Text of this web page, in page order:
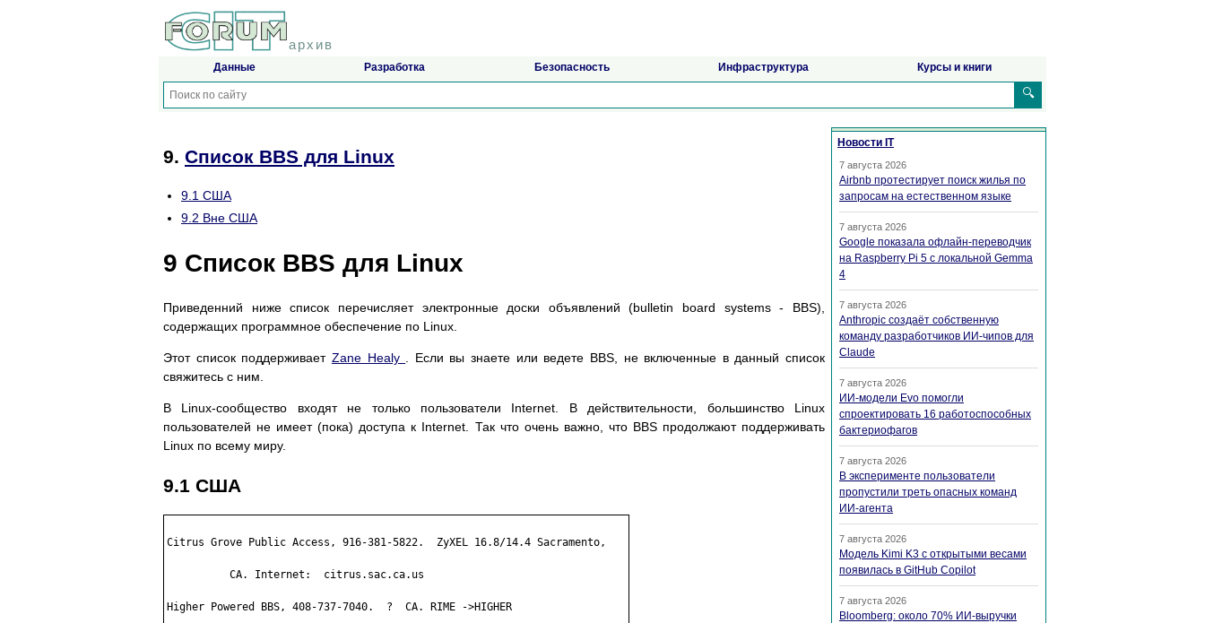
архив
Данные Разработка Безопасность Инфраструктура Курсы и книги
🔍
9. Список BBS для Linux
9.1 США
9.2 Вне США
9 Список BBS для Linux
Приведенний ниже список перечисляет электронные доски объявлений (bulletin board systems - BBS),
содержащих программное обеспечение по Linux.
Этот список поддерживает Zane Healy . Если вы знаете или ведете BBS, не включенные в данный список
свяжитесь с ним.
В Linux-сообщество входят не только пользователи Internet. В действительности, большинство Linux
пользователей не имеет (пока) доступа к Internet. Так что очень важно, что BBS продолжают поддерживать
Linux по всему миру.
9.1 США
Citrus Grove Public Access, 916-381-5822.  ZyXEL 16.8/14.4 Sacramento,
          CA. Internet:  citrus.sac.ca.us
Higher Powered BBS, 408-737-7040.  ?  CA. RIME ->HIGHER
Новости IT
7 августа 2026
Airbnb протестирует поиск жилья по
запросам на естественном языке
7 августа 2026
Google показала офлайн-переводчик
на Raspberry Pi 5 с локальной Gemma
4
7 августа 2026
Anthropic создаёт собственную
команду разработчиков ИИ-чипов для
Claude
7 августа 2026
ИИ-модели Evo помогли
спроектировать 16 работоспособных
бактериофагов
7 августа 2026
В эксперименте пользователи
пропустили треть опасных команд
ИИ-агента
7 августа 2026
Модель Kimi K3 с открытыми весами
появилась в GitHub Copilot
7 августа 2026
Bloomberg: около 70% ИИ-выручки